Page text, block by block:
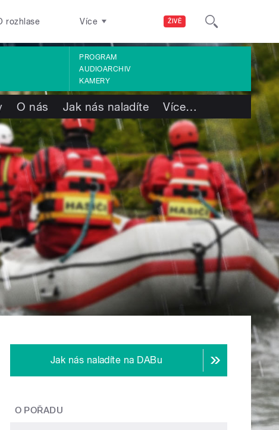
ŽIVĚ
rozhlase Více
PROGRAM
AUDIOARCHIV
KAMERY
O nás Jak nás naladíte Více…
Jak nás naladíte na DABu
O POŘADU